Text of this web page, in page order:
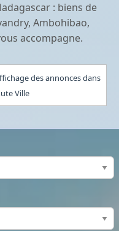
: biens de
Ambohibao,
accompagne.
des annonces dans
Ville